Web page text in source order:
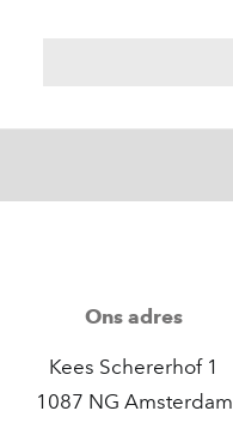
Ons adres
Kees Schererhof 1
1087 NG Amsterdam